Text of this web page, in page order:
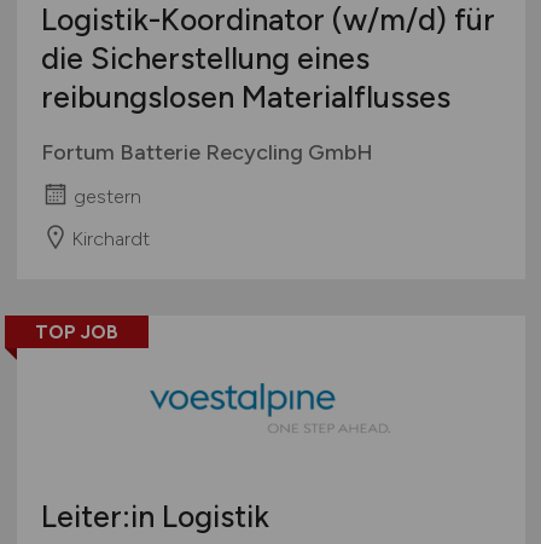
Logistik-Koordinator (w/m/d) für
die Sicherstellung eines
reibungslosen Materialflusses
Fortum Batterie Recycling GmbH
gestern
Kirchardt
TOP JOB
Leiter:in Logistik